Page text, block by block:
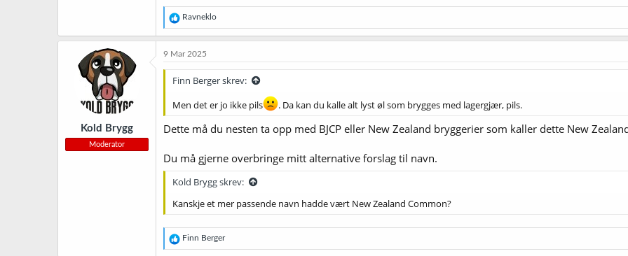
R
e
a
j
o
e
:
Ravneklo
Kold Brygg
Moderator
9 Mar 2025
Finn Berger skrev:
Men det er jo ikke pils
. Da kan du kalle alt lyst øl som brygges med lagergjær, pils.
Dette må du nesten ta opp med BJCP eller New Zealand bryggerier som kaller dette New
Du må gjerne overbringe mitt alternative forslag til navn.
Kold Brygg skrev:
Kanskje et mer passende navn hadde vært New Zealand Common?
R
e
Finn Berger